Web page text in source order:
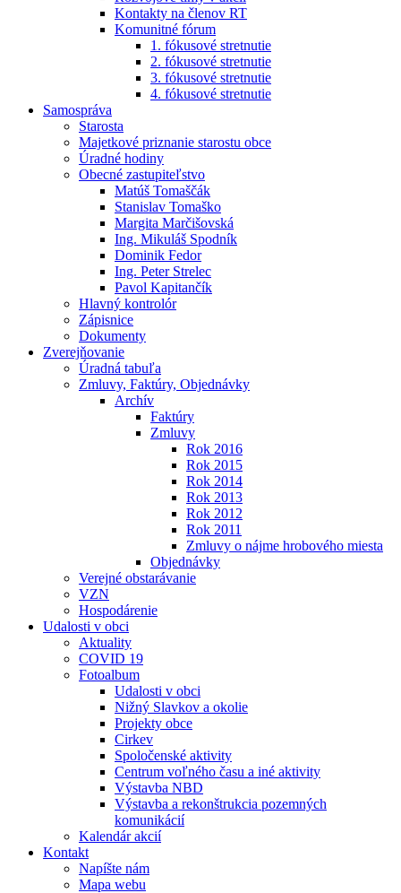
Kontakty na členov RT
Komunitné fórum
1. fókusové stretnutie
2. fókusové stretnutie
3. fókusové stretnutie
4. fókusové stretnutie
Samospráva
Starosta
Majetkové priznanie starostu obce
Úradné hodiny
Obecné zastupiteľstvo
Matúš Tomaščák
Stanislav Tomaško
Margita Marčišovská
Ing. Mikuláš Spodník
Dominik Fedor
Ing. Peter Strelec
Pavol Kapitančík
Hlavný kontrolór
Zápisnice
Dokumenty
Zverejňovanie
Úradná tabuľa
Zmluvy, Faktúry, Objednávky
Archív
Faktúry
Zmluvy
Rok 2016
Rok 2015
Rok 2014
Rok 2013
Rok 2012
Rok 2011
Zmluvy o nájme hrobového miesta
Objednávky
Verejné obstarávanie
VZN
Hospodárenie
Udalosti v obci
Aktuality
COVID 19
Fotoalbum
Udalosti v obci
Nižný Slavkov a okolie
Projekty obce
Cirkev
Spoločenské aktivity
Centrum voľného času a iné aktivity
Výstavba NBD
Výstavba a rekonštrukcia pozemných
komunikácií
Kalendár akcií
Kontakt
Napíšte nám
Mapa webu